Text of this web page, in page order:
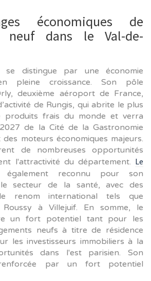
économiques de
neuf dans le Val-de-
se distingue par une économie
pleine croissance. Son pôle
deuxième aéroport de France,
de Rungis, qui abrite le plus
produits frais du monde et verra
de la Cité de la Gastronomie
des moteurs économiques majeurs.
de nombreuses opportunités
l'attractivité du département. Le
reconnu pour son
secteur de la santé, avec des
renom international tels que
Roussy à Villejuif. En somme, le
un fort potentiel tant pour les
neufs à titre de résidence
les investisseurs immobiliers à la
dans l'est parisien. Son
par un fort potentiel